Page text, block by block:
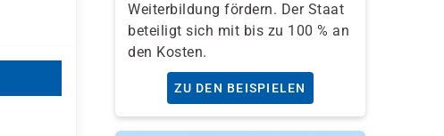
Weiterbildung fördern. Der Staat
beteiligt sich mit bis zu 100 % an
den Kosten.
ZU DEN BEISPIELEN